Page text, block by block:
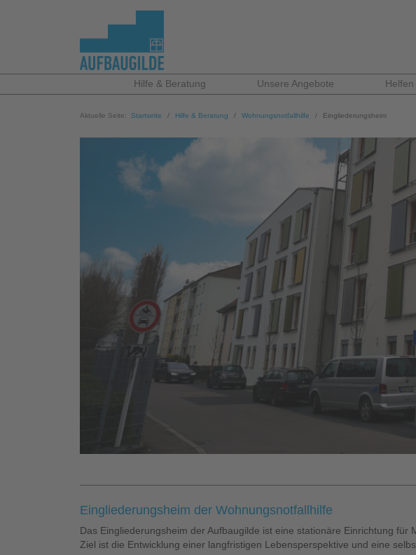
Hilfe & Beratung Unsere Angebote
Aktuelle Seite: Startseite Hilfe & Beratung Wohnungsnotfallhilfe Eingliederungsheim
Eingliederungsheim der Wohnungsnotfallhilfe
Das Eingliederungsheim der Aufbaugilde ist eine stationäre Einrichtung für
Ziel ist die Entwicklung einer langfristigen Lebensperspektive und eine